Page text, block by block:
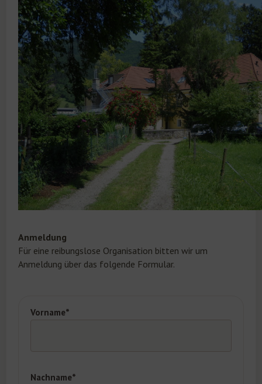
Anmeldung
Für eine reibungslose Organisation bitten wir um
Anmeldung über das folgende Formular.
Vorname*
Nachname*